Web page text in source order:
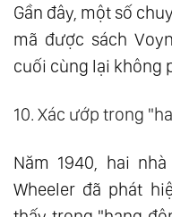
Gần đây, một số
mã được sách
cuối cùng lại không
10. Xác ướp trong
Năm 1940, hai
Wheeler đã phát